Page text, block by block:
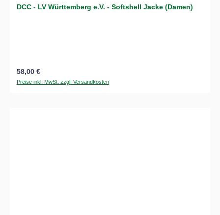
DCC - LV Württemberg e.V. - Softshell Jacke (Damen)
Regulärer Preis:
58,00 €
Preise inkl. MwSt. zzgl. Versandkosten